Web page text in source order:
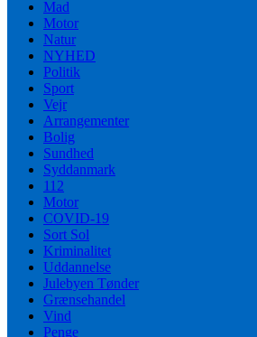
Mad
Motor
Natur
NYHED
Politik
Sport
Vejr
Arrangementer
Bolig
Sundhed
Syddanmark
112
Motor
COVID-19
Sort Sol
Kriminalitet
Uddannelse
Julebyen Tønder
Grænsehandel
Vind
Penge